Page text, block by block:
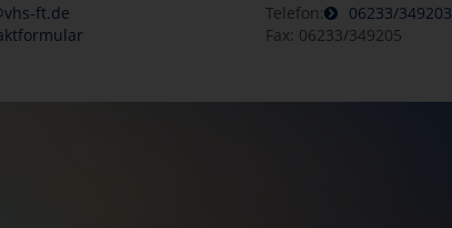
ft.de
Telefon:
06233/349203
Fax: 06233/349205